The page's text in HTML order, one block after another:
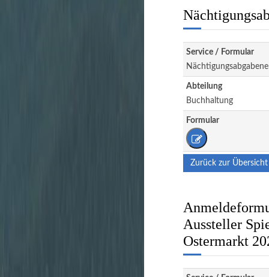
Service / Formular
Abteilung
Buchhaltung
Formular
Zurück zur Übersicht
Aussteller
Ostermarkt